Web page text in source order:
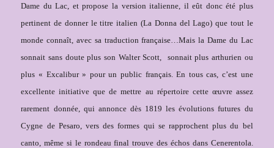
Dame du Lac, et propose la version italienne, il eût doncété plus
pertinent de donner le titre italien (La Donna del Lago) que tout le
monde connaît, avec sa traduction française…Mais la Dame du Lac
sonnait sans doute plus son Walter Scott, sonnait plus arthurien ou
plus « Excalibur » pour un public français. En tous cas, c’est une
excellente initiative que de mettre au répertoire cette œuvre assez
rarement donnée, qui annonce dès 1819 les évolutions futures du
Cygne de Pesaro, vers des formes qui se rapprochent plus du bel
canto, même si le rondeau final trouve des échos dans Cenerentola.